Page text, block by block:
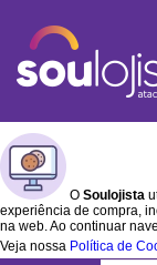
O Soulojista
experiência de compra,
na web. Ao continuar
Veja nossa Política de